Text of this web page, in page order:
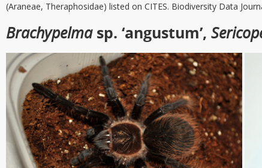
(Araneae, Theraphosidae) listed on CITES. Biodiversity Data
Brachypelmasp. ‘angustum’,